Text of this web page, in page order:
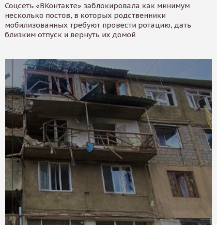
Соцсеть «ВКонтакте» заблокировала как минимум
несколько постов, в которых родственники
мобилизованных требуют провести ротацию, дать
близким отпуск и вернуть их домой